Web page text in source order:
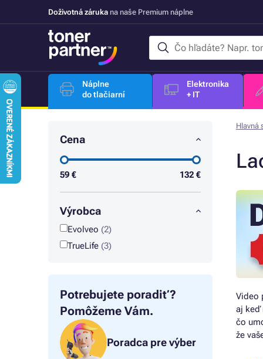
Doživotná záruka na naše Premium náplne
Náplne
do tlačiarní
Elektronika
+ IT
Cena
59 € 132 €
Výrobca
Evolveo (2)
TrueLife (3)
Potrebujete poradiť?
Pomôžeme Vám.
Poradca pre výber
Hlavná
Video
aj keď
čo
že